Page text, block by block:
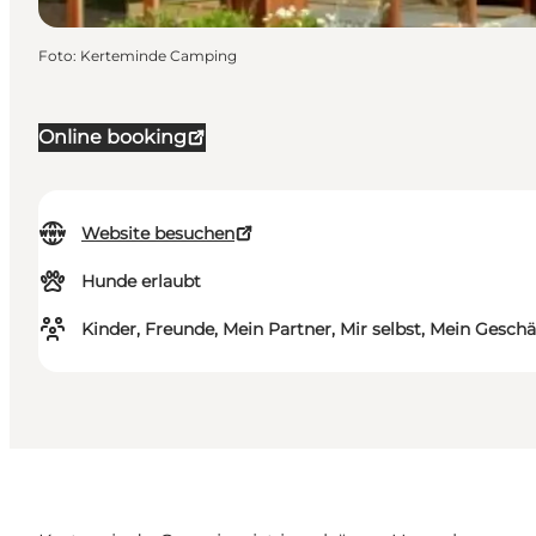
Online booking
Website besuchen
Hunde erlaubt
Kinder, Freunde, Mein Partner, Mir selbst, Mein
Foto: Kerteminde Camping